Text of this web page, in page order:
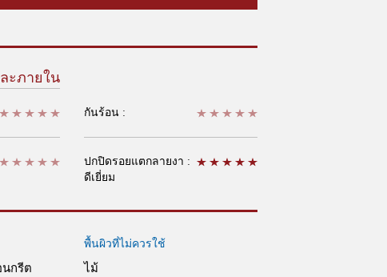
ะภายใน
กันร้อน :
ปกปิดรอยแตกลายงา :
ดีเยี่ยม
นกรีต
พื้นผิวที่ไม่ควรใช้
ไม้